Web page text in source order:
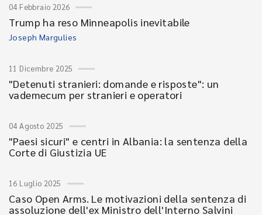
04 Febbraio 2026
Trump ha reso Minneapolis inevitabile
Joseph Margulies
11 Dicembre 2025
"Detenuti stranieri: domande e risposte": un
vademecum per stranieri e operatori
04 Agosto 2025
"Paesi sicuri" e centri in Albania: la sentenza della
Corte di Giustizia UE
16 Luglio 2025
Caso Open Arms. Le motivazioni della sentenza di
assoluzione dell'ex Ministro dell'Interno Salvini